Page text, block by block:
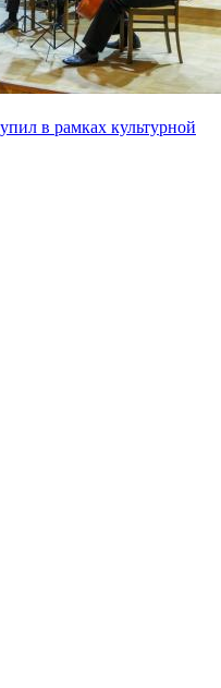
в рамках культурной